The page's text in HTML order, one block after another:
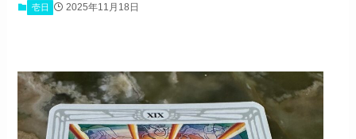
壱日 2025年11月18日